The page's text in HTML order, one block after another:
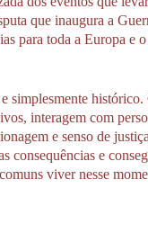
que inaugura a
para toda a Europa e
simplesmente histórico.
interagem com
e senso de
e
viver nesse